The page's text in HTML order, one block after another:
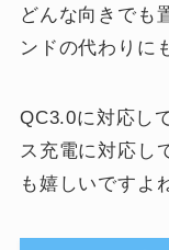
どんな向きでも
ンドの代わりに
QC3.0に対応し
ス充電に対応し
も嬉しいですよ